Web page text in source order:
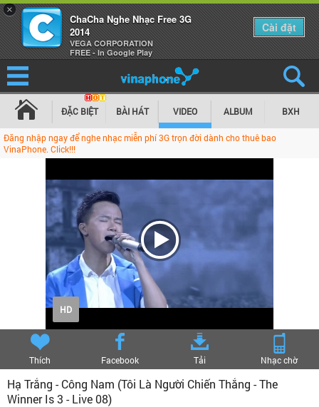
×
ChaCha Nghe Nhạc Free 3G
2014
VEGA CORPORATION
FREE - In Google Play
Cài đặt
ĐẶC BIỆT BÀI HÁT VIDEO ALBUM BXH
Đăng nhập ngay để nghe nhạc miễn phí 3G trọn đời dành cho thuê bao
VinaPhone. Click!!!
HD
Thích Facebook Tải Nhạc chờ
Hạ Trắng - Công Nam (Tôi Là Người Chiến Thắng - The
Winner Is 3 - Live 08)